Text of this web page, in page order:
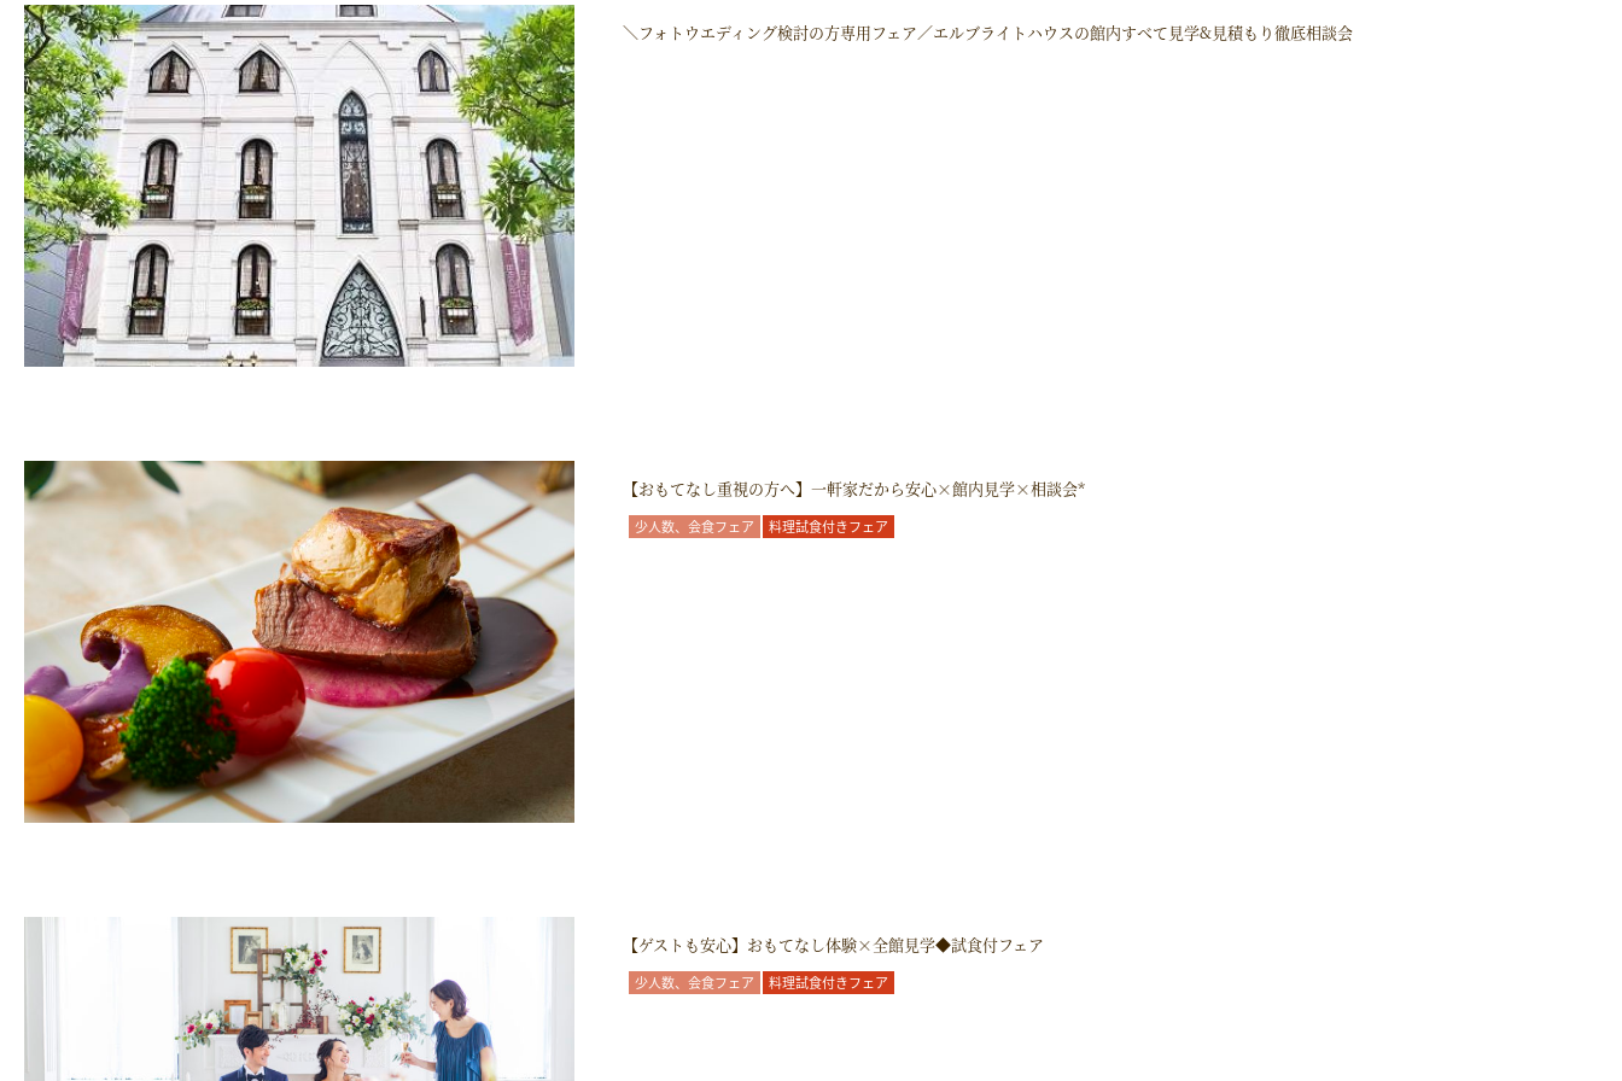
＼フォトウエディング検討の方専用フェア／エルブライトハウスの館内すべて見学&見積もり徹底相談会
【おもてなし重視の方へ】一軒家だから安心×館内見学×相談会*
少人数、会食フェア 料理試食付きフェア
【ゲストも安心】おもてなし体験×全館見学◆試食付フェア
少人数、会食フェア 料理試食付きフェア